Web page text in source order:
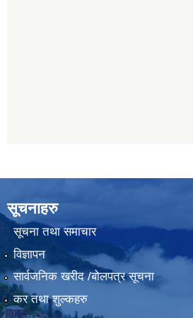
सूचनाहरु
सूचना तथा समाचार
विज्ञापन
सार्वजनिक खरीद /बोलपत्र सूचना
कर तथा शुल्कहरु